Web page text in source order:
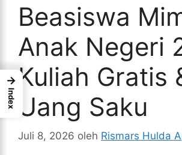
Beasiswa
Anak Negeri
Kuliah Gratis
Uang Saku
Juli 8, 2026 oleh Rismars Hulda
→
Index